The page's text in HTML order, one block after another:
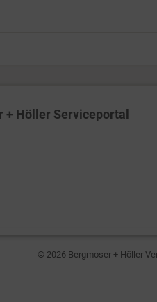
+ Höller Serviceportal
© 2026 Bergmoser + Höller